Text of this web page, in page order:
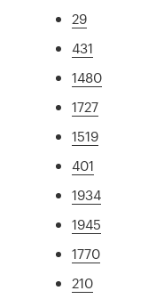
29
431
1480
1727
1519
401
1934
1945
1770
210